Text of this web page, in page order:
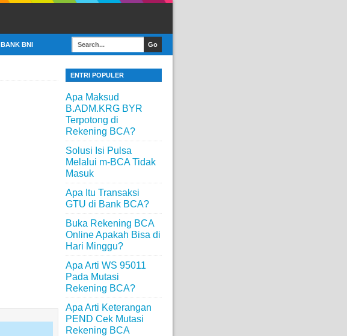
BANK BNI
ENTRI POPULER
Apa Maksud
B.ADM.KRG BYR
Terpotong di
Rekening BCA?
Solusi Isi Pulsa
Melalui m-BCA Tidak
Masuk
Apa Itu Transaksi
GTU di Bank BCA?
Buka Rekening BCA
Online Apakah Bisa di
Hari Minggu?
Apa Arti WS 95011
Pada Mutasi
Rekening BCA?
Apa Arti Keterangan
PEND Cek Mutasi
Rekening BCA